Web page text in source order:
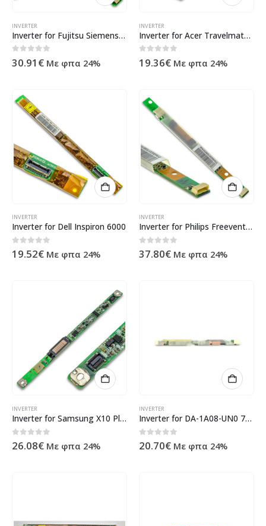
INVERTER
Inverter for Fujitsu Siemens Celsius H250
0 out of 5
30.91 € Με φπα 24%
INVERTER
Inverter for Acer Travelmate 8100
0 out of 5
19.36€ Με φπα 24%
INVERTER
Inverter for Dell Inspiron 6000
0 out of 5
19.52€ Με φπα 24%
INVERTER
Inverter for Philips Freevents X54
0out of 5
37.80€ Με φπα 24%
INVERTER
Inverter for Samsung X10 Plus 14″
0out of 5
26.08€ Με φπα 24%
INVERTER
Inverter for DA-1A08-UN0 76G03401L-1A
0out of 5
20.70€ Με φπα 24%